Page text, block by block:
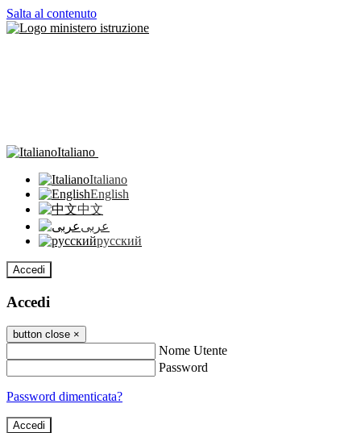
Salta al contenuto
Italiano
Italiano
English
中文
عربى
русский
Accedi
Accedi
button close ×
Nome Utente
Password
Password dimenticata?